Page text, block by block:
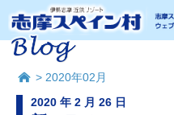
> 2020年02月
2020 年 2 月 26 日